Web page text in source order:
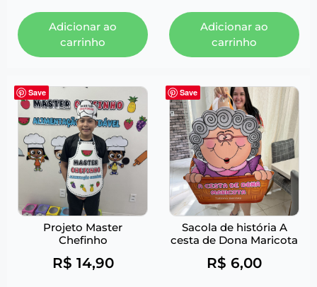
Adicionar ao
carrinho
Adicionar ao
carrinho
Save
Projeto Master
Chefinho
R$ 14,90
Save
Sacola de história A
cesta de Dona Maricota
R$ 6,00